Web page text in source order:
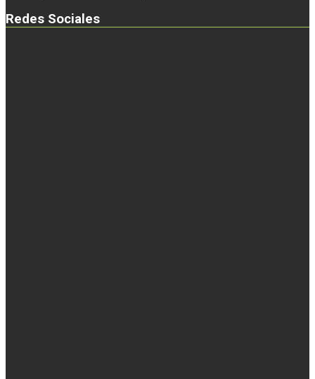
Redes Sociales